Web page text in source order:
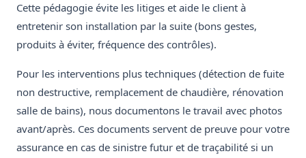
Cette pédagogie évite les litiges et aide le client à
entretenir son installation par la suite (bons gestes,
produits à éviter, fréquence des contrôles).
Pour les interventions plus techniques (détection de fuite
non destructive, remplacement de chaudière, rénovation
salle de bains), nous documentons le travail avec photos
avant/après. Ces documents servent de preuve pour votre
assurance en cas de sinistre futur et de traçabilité si un